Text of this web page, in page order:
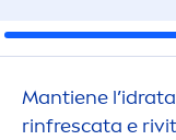
Mantiene
rinfrescata e ri